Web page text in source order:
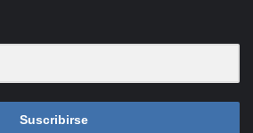
Suscribirse